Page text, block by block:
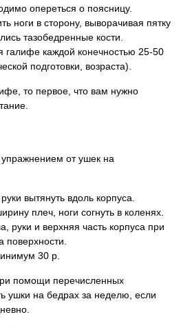
опереться о поясницу.
ноги в сторону, выворачивая пятку
тазобедренные кости.
галифе каждой конечностью 25-50
подготовки, возраста).
то первое, что вам нужно
от ушек на
вытянуть вдоль корпуса.
плеч, ноги согнуть в коленях.
руки и верхняя часть корпуса при
30 р.
помощи перечисленных
ушки на бедрах за неделю, если